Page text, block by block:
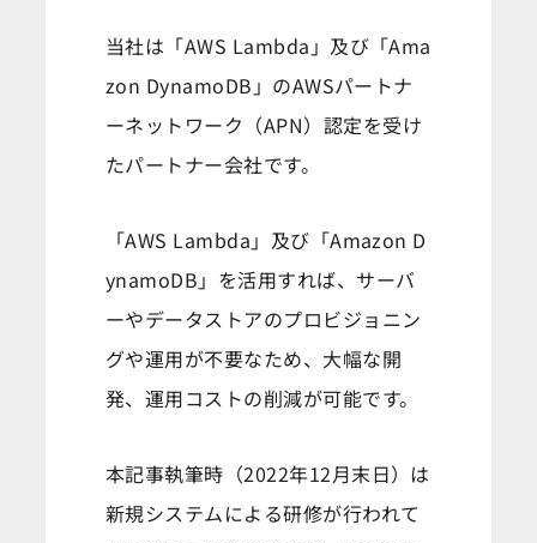
当社は「AWS Lambda」及び「Ama
zon DynamoDB」のAWSパートナ
ーネットワーク（APN）認定を受け
たパートナー会社です。
「AWS Lambda」及び「Amazon D
ynamoDB」を活用すれば、サーバ
ーやデータストアのプロビジョニン
グや運用が不要なため、大幅な開
発、運用コストの削減が可能です。
本記事執筆時（2022年12月末日）は
新規システムによる研修が行われて